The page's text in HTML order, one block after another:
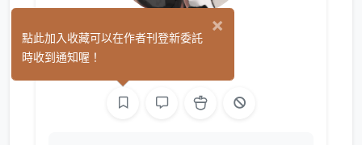
9/31 (0)
×
點此加入收藏可以在作者刊登新委託
時收到通知喔！